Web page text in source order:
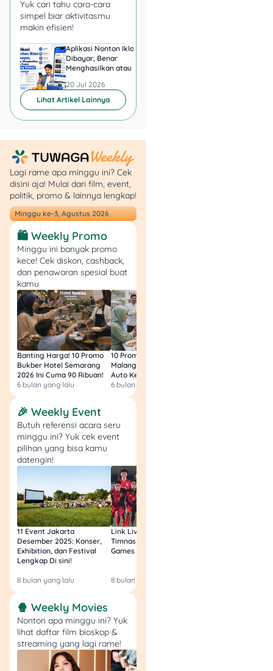
Pinjam:
platform: Jangan
langsung percaya
satu aplikasi.
Bandingkan dulu
bunga & biaya di
beberapa layanan.
bulanan.
Pilih tenor yang
realistis—jangan
ambil yang terlalu
panjang kalau bisa
bayar lebih cepat.
Bayar tepat waktu,
karena denda harian
bisa bikin utang
makin berat.
Rekomendasi
Produk
Amar Bank
Fitur dan Benefit
Bunga
3% - 5% per bulan
Pencairan Maksimum
Rp30.000.000
Tenor
6 - 30 bulan
Yuk Jadi Pemilih Cerdas
Sebelum Ajukan
Pinjaman!
Pinjam lewat aplikasi
Yuk cari tahu cara-cara
simpel biar aktivitasmu
makin efisien!
Aplikasi Nonton Iklan
Dibayar, Benar
Menghasilkan atau Cuma
20 Jul 2026
Lihat Artikel Lainnya
Lagi rame apa minggu ini? Cek
disini aja! Mulai dari film, event,
politik, promo & lainnya lengkap!
Minggu ke-3, Agustus 2026
🛍️ Weekly Promo
Minggu ini banyak promo
kece! Cek diskon, cashback,
dan penawaran spesial buat
kamu
Banting Harga! 10 Promo
Bukber Hotel Semarang
2026 Ini Cuma 90 Ribuan!
6 bulan yang lalu
10 Promo Bukber Hotel
Malang 2026: Start 75rb,
Auto Kenyang!
6 bulan yang lalu
🎉 Weekly Event
Butuh referensi acara seru
minggu ini? Yuk cek event
pilihan yang bisa kamu
datengin!
11 Event Jakarta
Desember 2025: Konser,
Exhibition, dan Festival
Lengkap Di sini!
8 bulan yang lalu
Link Live Streaming
Timnas vs Filipina SEA
Games Malam Ini, Gratis!
8 bulan yang lalu
🍿 Weekly Movies
Nonton apa minggu ini? Yuk
lihat daftar film bioskop &
streaming yang lagi rame!